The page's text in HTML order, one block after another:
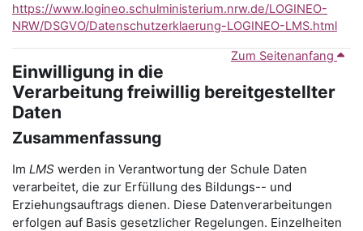
https://www.logineo.schulministerium.nrw.de/LOGINEO-
NRW/DSGVO/Datenschutzerklaerung-LOGINEO-LMS.html
Zum Seitenanfang
Einwilligung in die
Verarbeitung freiwillig bereitgestellter
Daten
Zusammenfassung
Im LMS werden in Verantwortung der Schule Daten
verarbeitet, die zur Erfüllung des Bildungs-- und
Erziehungsauftrags dienen. Diese Datenverarbeitungen
erfolgen auf Basis gesetzlicher Regelungen. Einzelheiten